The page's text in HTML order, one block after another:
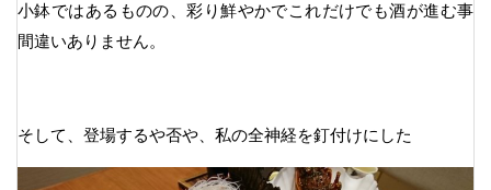
小鉢ではあるものの、彩り鮮やかでこれだけでも酒が進む事
間違いありません。
そして、登場するや否や、私の全神経を釘付けにした